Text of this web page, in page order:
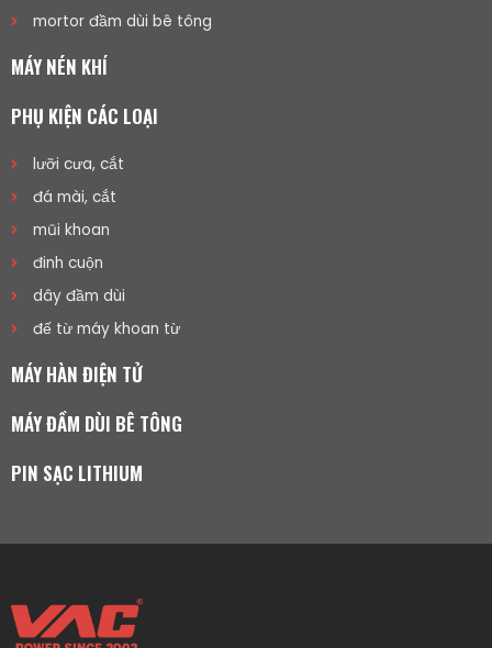
mortor đầm dùi bê tông
MÁY NÉN KHÍ
PHỤ KIỆN CÁC LOẠI
lưỡi cưa, cắt
đá mài, cắt
mũi khoan
đinh cuộn
dây đầm dùi
đế từ máy khoan từ
MÁY HÀN ĐIỆN TỬ
MÁY ĐẦM DÙI BÊ TÔNG
PIN SẠC LITHIUM